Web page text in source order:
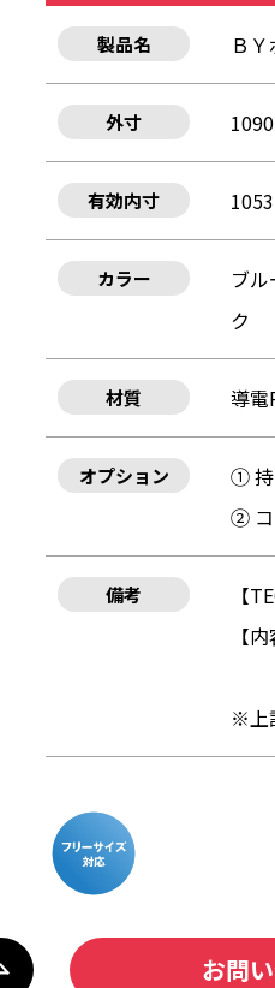
製品名 Ｂ
外寸
有効内寸
カラー
ブ
ク
材質 導電
オプション
① 持
② コ
備考
【
【
※上
お問